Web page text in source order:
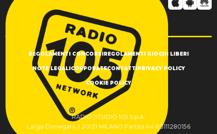
REGOLAMENTI CONCORSIREGOLAMENTI GIOCHI LIBERI
NOTE LEGALICORPORATECONTATTIPRIVACY POLICY
COOKIE POLICY
RADIO STUDIO 105 S.p.A.
Largo Donegani, 1 20121 MILANO Partita Iva 03111280156